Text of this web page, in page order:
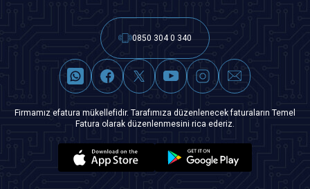
0850 304 0 340
Firmamız efatura mükellefidir. Tarafımıza düzenlenecek faturaların Temel
Fatura olarak düzenlenmesini rica ederiz.